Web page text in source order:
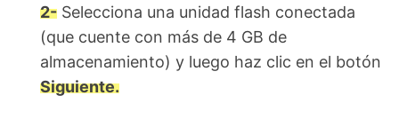
2- Selecciona una unidad flash conectada
(que cuente con más de 4 GB de
almacenamiento) y luego haz clic en el botón
Siguiente.